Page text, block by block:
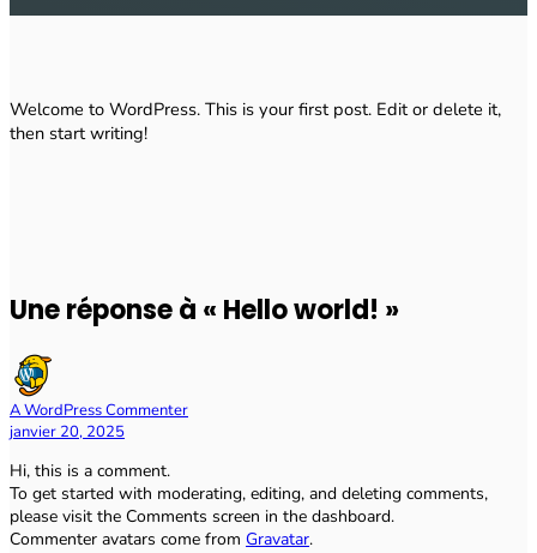
Welcome to WordPress. This is your first post. Edit or delete it,
then start writing!
Une réponse à « Hello world! »
A WordPress Commenter
janvier 20, 2025
Hi, this is a comment.
To get started with moderating, editing, and deleting comments,
please visit the Comments screen in the dashboard.
Commenter avatars come from Gravatar.